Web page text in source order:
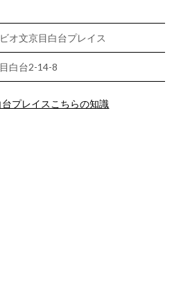
オ文京目白台プレイス
白台2-14-8
プレイスこちらの知識